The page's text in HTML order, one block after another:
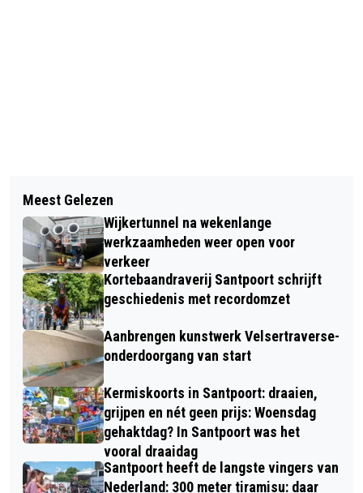
VANDAAG IN HET DUIN #44: OP ZOEK
NAAR DE GRASMUS
RUIM 8.000 WANDELAARS GENIETEN
VAN 5E EDITIE KIKA HAARLEM CITY
WALK EN LOPEN € 140.733,- BIJ
ELKAAR VOOR KIKA
Meest Gelezen
Wijkertunnel na wekenlange
werkzaamheden weer open voor
verkeer
Kortebaandraverij Santpoort schrijft
geschiedenis met recordomzet
Aanbrengen kunstwerk Velsertraverse-
onderdoorgang van start
Kermiskoorts in Santpoort: draaien,
grijpen en nét geen prijs: Woensdag
gehaktdag? In Santpoort was het
vooral draaidag
Santpoort heeft de langste vingers van
Nederland: 300 meter tiramisu: daar